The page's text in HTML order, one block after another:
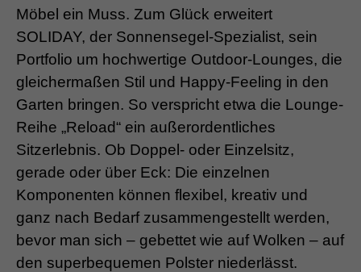
Möbel ein Muss. Zum Glück erweitert
SOLIDAY, der Sonnensegel-Spezialist, sein
Portfolio um hochwertige Outdoor-Lounges, die
gleichermaßen Stil und Happy-Feeling in den
Garten bringen. So verspricht etwa die Lounge-
Reihe „Reload“ ein außerordentliches
Sitzerlebnis. Ob Doppel- oder Einzelsitz,
gerade oder über Eck: Die einzelnen
Komponenten können flexibel, kreativ und
ganz nach Bedarf zusammengestellt werden,
bevor man sich – gebettet wie auf Wolken – auf
den superbequemen Polster niederlässt.